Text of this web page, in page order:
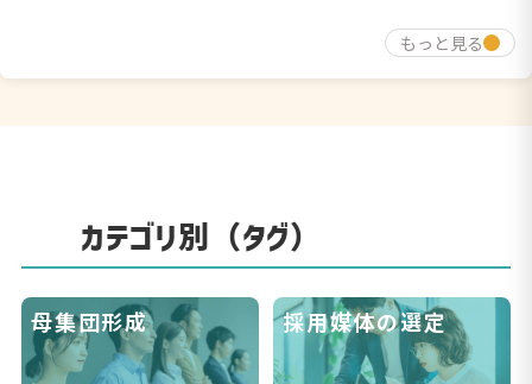
もっと見る
カテゴリ別（タグ）
母集団形成 採用媒体の選定